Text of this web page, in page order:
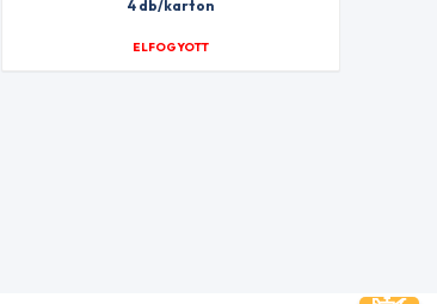
4 db/karton
ELFOGYOTT